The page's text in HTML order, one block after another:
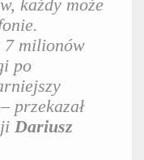
każdy może
7 milionów
po
przekazał
Dariusz